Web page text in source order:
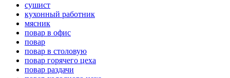
сушист
кухонный работник
мясник
повар в офис
повар
повар в столовую
повар горячего цеха
повар раздачи